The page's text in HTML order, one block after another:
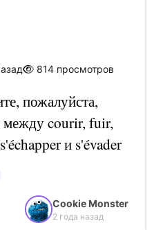
814 просмотров
пожалуйста,
между courir, fuir,
и s'évader
Cookie Monster
2 года назад